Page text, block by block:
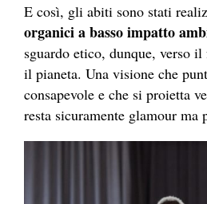
E così, gli abiti sono stati
organici a basso impatto
sguardo etico, dunque, verso
il pianeta. Una visione che
consapevole e che si proietta
resta sicuramente glamour ma